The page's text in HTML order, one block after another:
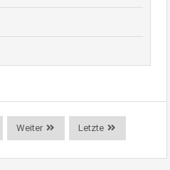
Weiter Letzte